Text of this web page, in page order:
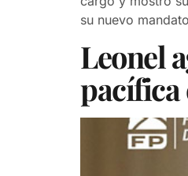
su nuevo
Leonel
pacífica